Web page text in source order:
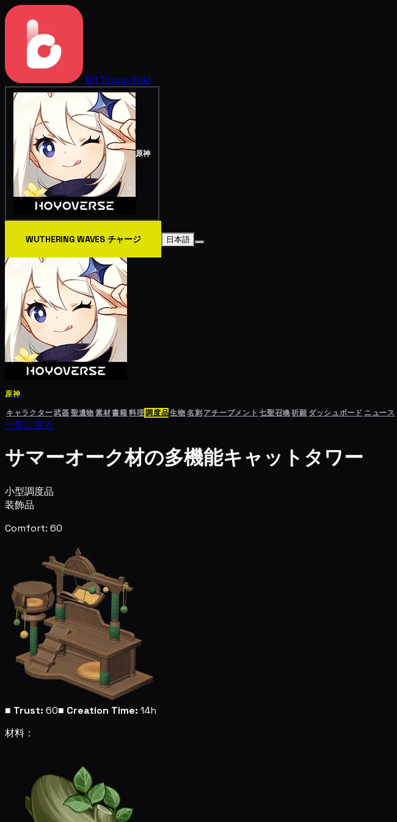
BitTopup Wiki
原神
WUTHERING WAVES チャージ 日本語
原神
キャラクター武器聖遺物素材書籍料理調度品生物名刺 アチーブメント 七聖召喚祈願 ダッシュボード ニュース
一覧に戻る
サマーオーク材の多機能キャットタワー
小型調度品
装飾品
Comfort: 60
■ Trust: 60■ Creation Time: 14h
材料：